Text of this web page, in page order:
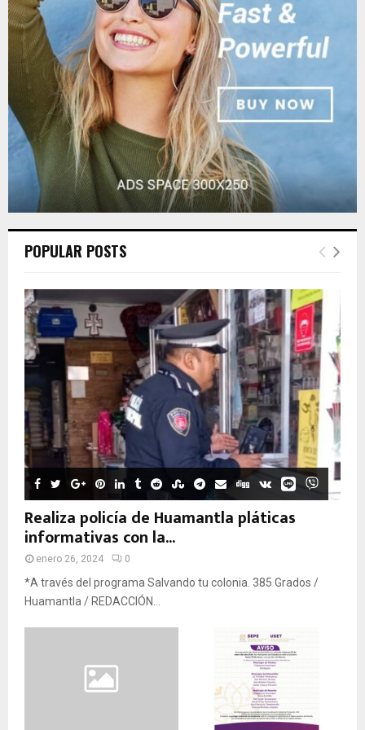
:
C
POPULAR POSTS
Realiza policía de Huamantla pláticas
informativas con la...
enero 26, 2024 0
*A través del programa Salvando tu colonia. 385 Grados /
Huamantla / REDACCIÓN...